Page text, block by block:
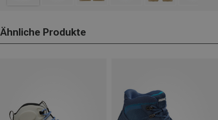
Ähnliche Produkte